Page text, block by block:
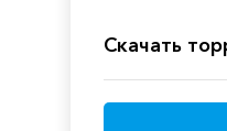
Скачать